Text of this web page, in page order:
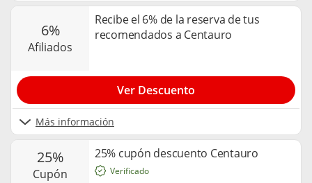
6%
afiliados
Recibe el 6% de la reserva de tus
recomendados a Centauro
Más información
Ver Descuento
25%
cupón
25% cupón descuento Centauro
Verificado